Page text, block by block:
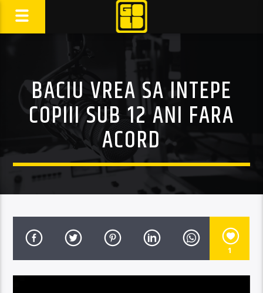
BACIU VREA SA INTEPE
COPIII SUB 12 ANI FARA
ACORD
1